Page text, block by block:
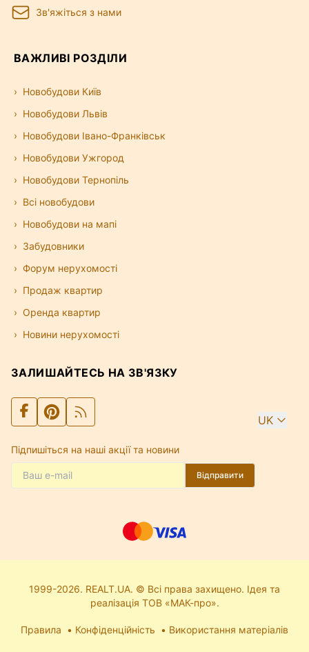
Зв'яжіться з нами
ВАЖЛИВІ РОЗДІЛИ
Новобудови Київ
Новобудови Львів
Новобудови Івано-Франківськ
Новобудови Ужгород
Новобудови Тернопіль
Всі новобудови
Новобудови на мапі
Забудовники
Форум нерухомості
Продаж квартир
Оренда квартир
Новини нерухомості
ЗАЛИШАЙТЕСЬ НА ЗВ'ЯЗКУ
UK
Підпишіться на наші акції та новини
Відправити
1999-2026. REALT.UA. © Всі права захищено. Ідея та
реалізація ТОВ «МАК-про».
Правила Конфіденційність Використання матеріалів